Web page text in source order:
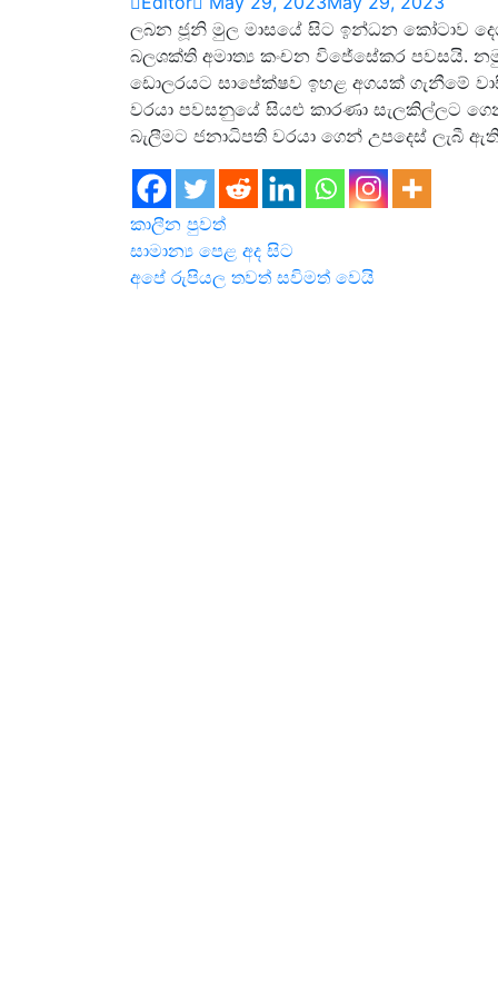
ලබන ජූනි මුල මාසයේ සිට ඉන්ධන කෝටාව
බලශක්ති අමාත්‍ය කංචන විජේසේකර පවසයි.
ඩොලරයට සාපේක්ෂව ඉහළ අගයක් ගැනීමේ
වරයා පවසනුයේ සියළු කාරණා සැලකිල්ලට
බැලීමට ජනාධිපති වරයා ගෙන් උපදෙස් ලැබී
කාලීන පුවත්
Post
navigation
සාමාන්‍ය පෙළ අද සිට
අපේ රුපියල තවත් සවිමත් වෙයි